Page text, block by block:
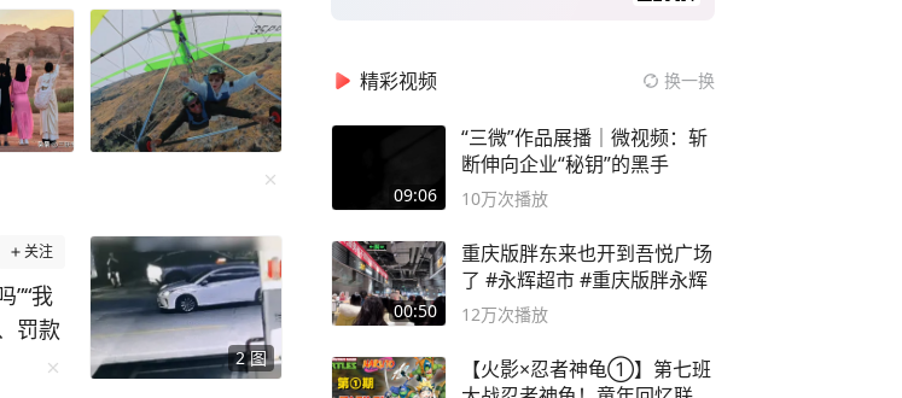
2 图
关注
”“我
罚款
“送
精彩视频 换一换
09:06
“三微”作品展播｜微视频：斩
断伸向企业“秘钥”的黑手
10万次播放
00:50
重庆版胖东来也开到吾悦广场
了 #永辉超市 #重庆版胖永辉
12万次播放
【火影×忍者神龟①】第七班